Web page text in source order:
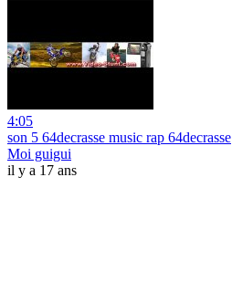
4:05
son 5 64decrasse music rap 64decrasse
Moi guigui
il y a 17 ans